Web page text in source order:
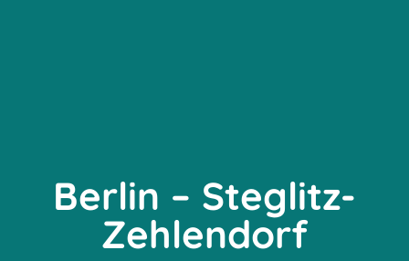
Berlin – Steglitz-
Zehlendorf